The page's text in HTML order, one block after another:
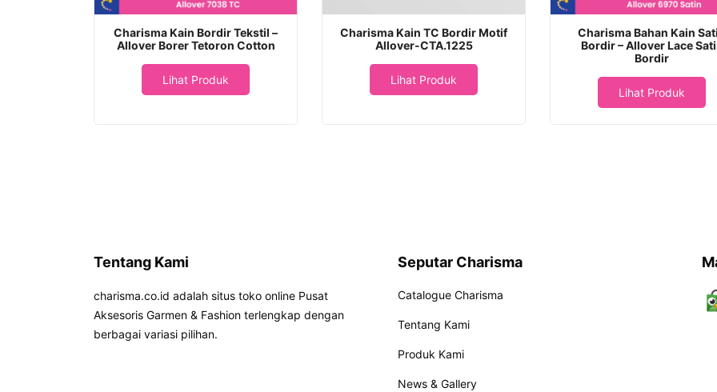
Charisma Kain Bordir Tekstil –
Allover Borer Tetoron Cotton
Lihat Produk
Charisma Kain TC Bordir Motif
Allover-CTA.1225
Lihat Produk
Charisma Bahan Kain
Bordir – Allover Lace
Bordir
Lihat Produk
Tentang Kami
charisma.co.id adalah situs toko online Pusat
Aksesoris Garmen & Fashion terlengkap dengan
berbagai variasi pilihan.
Seputar Charisma
Catalogue Charisma
Tentang Kami
Produk Kami
News & Gallery